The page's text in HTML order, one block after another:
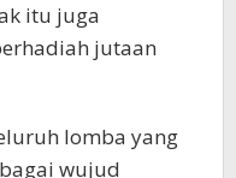
itu juga
jutaan
lomba yang
wujud